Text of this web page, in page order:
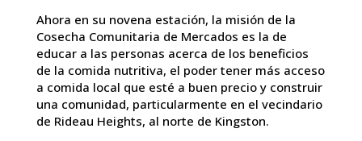
Ahora en su novena estación, la misión de la
Cosecha Comunitaria de Mercados es la de
educar a las personas acerca de los beneficios
de la comida nutritiva, el poder tener más acceso
a comida local que esté a buen precio y construir
una comunidad, particularmente en el vecindario
de Rideau Heights, al norte de Kingston.